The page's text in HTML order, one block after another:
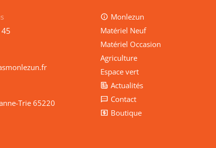
Trie 65220
Monlezun
Matériel Neuf
Matériel Occasion
Agriculture
Espace vert
Actualités
Contact
Boutique